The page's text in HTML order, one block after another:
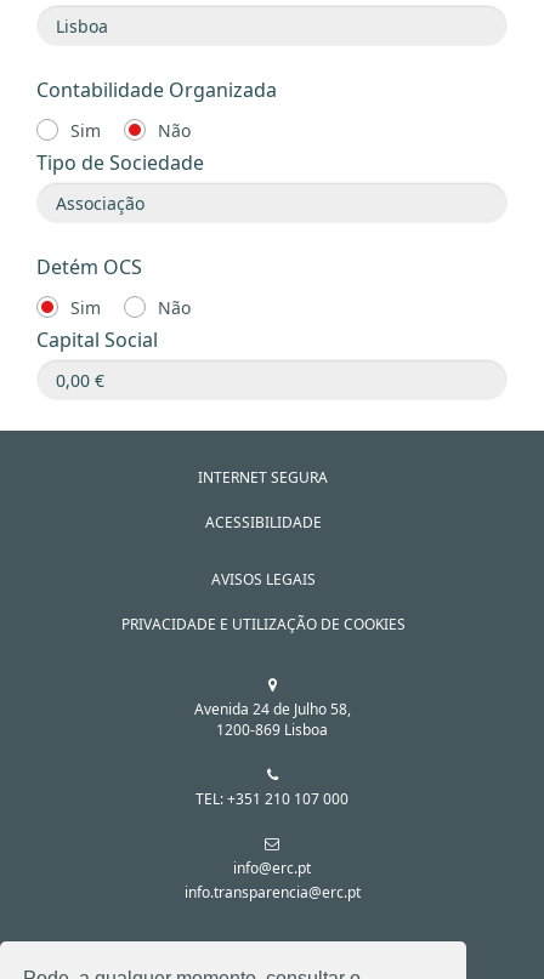
Contabilidade Organizada
Sim Não
Tipo de Sociedade
Detém OCS
Sim Não
Capital Social
INTERNET SEGURA
ACESSIBILIDADE
AVISOS LEGAIS
PRIVACIDADE E UTILIZAÇÃO DE COOKIES
Avenida 24 de Julho 58,
1200-869 Lisboa
TEL: +351 210 107 000
info@erc.pt
info.transparencia@erc.pt